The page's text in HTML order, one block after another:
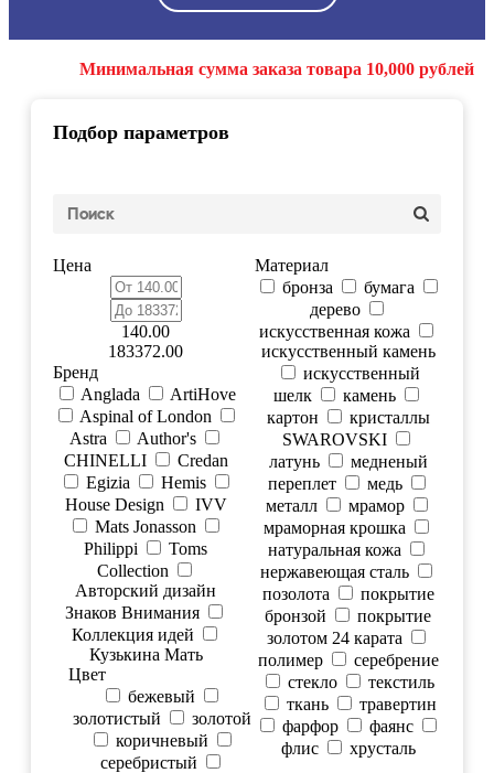
Минимальная сумма заказа товара 10,000 рублей
Подбор параметров
Цена
140.00
183372.00
Материал
бронза
бумага
дерево
искусственная кожа
искусственный камень
искусственный
шелк
камень
картон
кристаллы
SWAROVSKI
латунь
медненый
переплет
медь
металл
мрамор
мраморная крошка
натуральная кожа
нержавеющая сталь
позолота
покрытие
бронзой
покрытие
золотом 24 карата
полимер
серебрение
стекло
текстиль
ткань
травертин
фарфор
фаянс
флис
хрусталь
Бренд
Anglada
ArtiHove
Aspinal of London
Astra
Author's
CHINELLI
Credan
Egizia
Hemis
House Design
IVV
Mats Jonasson
Philippi
Toms
Collection
Авторский дизайн
Знаков Внимания
Коллекция идей
Кузькина Мать
Цвет
бежевый
золотистый
золотой
коричневый
серебристый